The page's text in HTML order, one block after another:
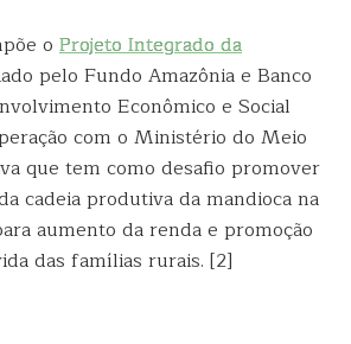
o Projeto Integrado da
pelo Fundo Amazônia e Banco
Econômico e Social
com o Ministério do Meio
que tem como desafio promover
cadeia produtiva da mandioca na
aumento da renda e promoção
das famílias rurais. [2]